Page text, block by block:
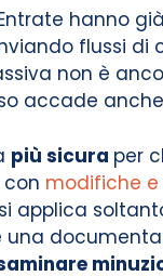
hanno
flussi
non è
accade
più sicura per
con modifiche
applica
una